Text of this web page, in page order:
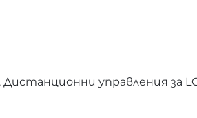
, Дистанционни управления за